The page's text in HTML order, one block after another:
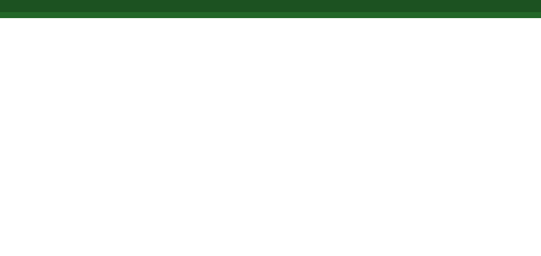
Skip to main content